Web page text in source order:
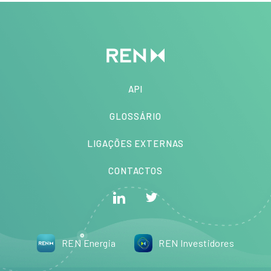
API
GLOSSÁRIO
LIGAÇÕES EXTERNAS
CONTACTOS
REN Energia REN Investidores